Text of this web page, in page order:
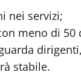
nei servizi;
meno di 50
stabile.